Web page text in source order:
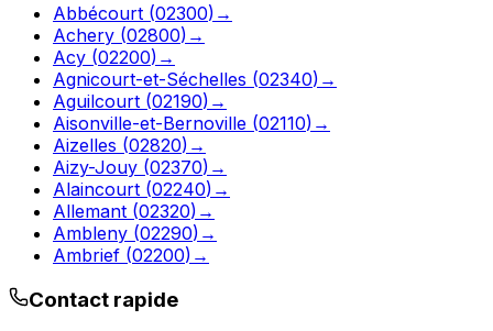
Abbécourt (02300) →
Achery (02800) →
Acy (02200) →
Agnicourt-et-Séchelles (02340) →
Aguilcourt (02190) →
Aisonville-et-Bernoville (02110) →
Aizelles (02820) →
Aizy-Jouy (02370) →
Alaincourt (02240) →
Allemant (02320) →
Ambleny (02290) →
Ambrief (02200) →
Contact rapide